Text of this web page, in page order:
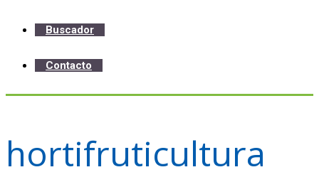
Buscador
Contacto
hortifruticultura